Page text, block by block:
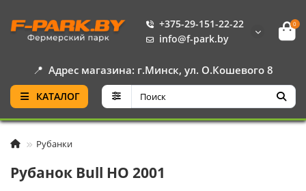
+375-29-151-22-22
info@f-park.by
0
📍 Адрес магазина: г.Минск, ул. О.Кошевого 8
КАТАЛОГ
Рубанки
Рубанок Bull HO 2001